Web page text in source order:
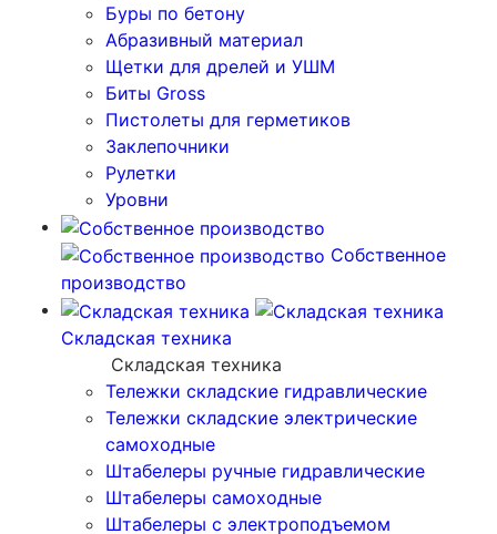
Буры по бетону
Абразивный материал
Щетки для дрелей и УШМ
Биты Gross
Пистолеты для герметиков
Заклепочники
Рулетки
Уровни
Собственное
производство
Складская техника
Складская техника
Тележки складские гидравлические
Тележки складские электрические
самоходные
Штабелеры ручные гидравлические
Штабелеры самоходные
Штабелеры с электроподъемом